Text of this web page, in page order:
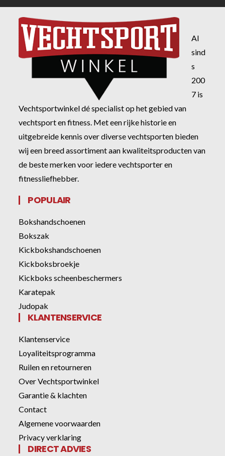
Al
sind
s
200
7 is
Vechtsportwinkel dé specialist op het gebied van
vechtsport en fitness. Met een rijke historie en
uitgebreide kennis over diverse vechtsporten bieden
wij een breed assortiment aan kwaliteitsproducten van
de beste merken voor iedere vechtsporter en
fitnessliefhebber.
POPULAIR
Bokshandschoenen
Bokszak
Kickbokshandschoenen
Kickboksbroekje
Kickboks scheenbeschermers
Karatepak
Judopak
KLANTENSERVICE
Klantenservice
Loyaliteitsprogramma
Ruilen en retourneren
Over Vechtsportwinkel
Garantie & klachten
Contact
Algemene voorwaarden
Privacy verklaring
DIRECT ADVIES